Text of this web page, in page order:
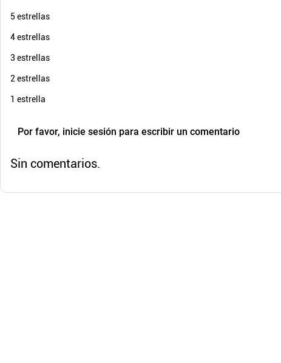
5 estrellas
4 estrellas
3 estrellas
2 estrellas
1 estrella
Por favor, inicie sesión para escribir un comentario
Sin comentarios.